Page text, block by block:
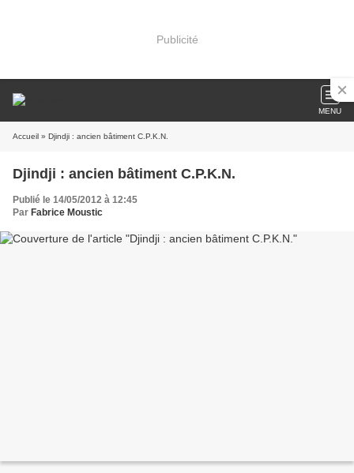
Publicité
MENU
Accueil » Djindji : ancien bâtiment C.P.K.N.
Djindji : ancien bâtiment C.P.K.N.
Publié le 14/05/2012 à 12:45
Par Fabrice Moustic